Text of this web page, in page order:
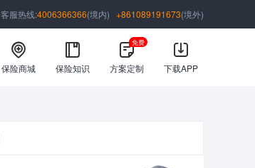
客服热线:4006366366(境内) +861089191673(境外)
保险商城 保险知识 方案定制
免费
下载APP